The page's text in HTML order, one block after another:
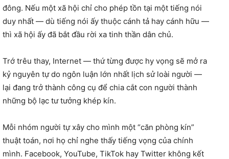
đông. Nếu một xã hội chỉ cho phép tồn tại một tiếng nói
duy nhất — dù tiếng nói ấy thuộc cánh tả hay cánh hữu —
thì xã hội ấy đã bắt đầu rời xa tinh thần dân chủ.
Trớ trêu thay, Internet — thứ từng được hy vọng sẽ mở ra
kỷ nguyên tự do ngôn luận lớn nhất lịch sử loài người —
lại đang trở thành công cụ để chia cắt con người thành
những bộ lạc tư tưởng khép kín.
Mỗi nhóm người tự xây cho mình một “căn phòng kín”
thuật toán, nơi họ chỉ nghe thấy tiếng vọng của chính
mình. Facebook, YouTube, TikTok hay Twitter không kết